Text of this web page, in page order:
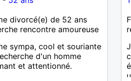
divorcé(e) de 52 ans
rencontre amoureuse
sympa, cool et souriante
d'un homme
et attentionné.